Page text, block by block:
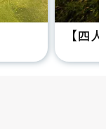
【四